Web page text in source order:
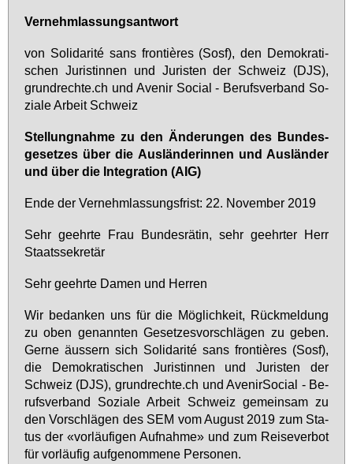
Ver­nehm­las­sungs­ant­wort
von So­li­da­rité sans fron­tières (Sosf), den De­mo­kra­ti­
schen Ju­ris­tin­nen und Ju­ris­ten der Schweiz (DJS),
grund­rech­te.ch und Ave­nir So­ci­al - Be­rufs­ver­band So­
zia­le Ar­beit Schweiz
Stel­lung­nah­me zu den Än­de­run­gen des Bun­des­
ge­set­zes über die Aus­län­de­rin­nen und Aus­län­der
und über die In­te­gra­ti­on (AIG)
En­de der Ver­nehm­las­sungs­frist: 22. No­vem­ber 2019
Sehr ge­ehr­te Frau Bun­des­rä­tin, sehr ge­ehr­ter Herr
Staats­se­kre­tär
Sehr ge­ehr­te Da­men und Her­ren
Wir be­dan­ken uns für die Mög­lich­keit, Rück­mel­dung
zu oben ge­nann­ten Ge­set­zes­vor­schlä­gen zu ge­ben.
Ger­ne äus­sern sich So­li­da­rité sans fron­tières (Sosf),
die De­mo­kra­ti­schen Ju­ris­tin­nen und Ju­ris­ten der
Schweiz (DJS), grund­rech­te.ch und Ave­nir­So­ci­al - Be­
rufs­ver­band So­zia­le Ar­beit Schweiz ge­mein­sam zu
den Vor­schlä­gen des SEM vom Au­gust 2019 zum Sta­
tus der «vor­läu­fi­gen Auf­nah­me» und zum Rei­se­ver­bot
für vor­läu­fig auf­ge­nom­me­ne Per­so­nen.